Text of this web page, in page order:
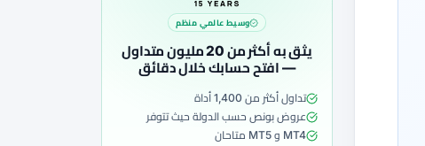
وسيط عالمي منظم
يثق به أكثر من 20 مليون متداول
— افتح حسابك خلال دقائق
تداول أكثر من 1,400 أداة
عروض بونص حسب الدولة حيث تتوفر
MT4 و MT5 متاحان